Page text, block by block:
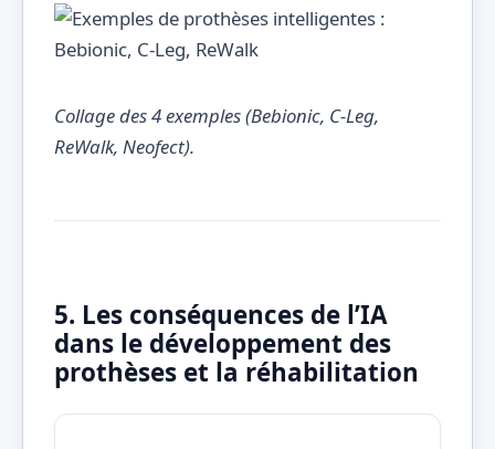
Collage des 4 exemples (Bebionic, C-Leg,
ReWalk, Neofect).
5. Les conséquences de l’IA
dans le développement des
prothèses et la réhabilitation